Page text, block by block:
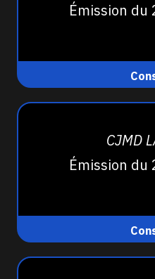
Émission
CJMD
Émission